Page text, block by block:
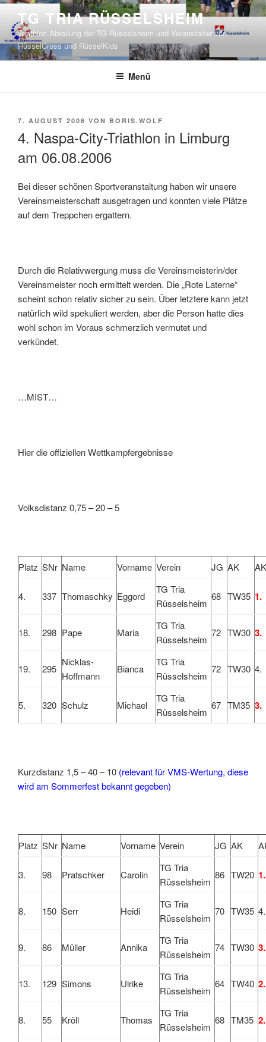
Zum
Inhalt
springen
TG TRIA RÜSSELSHEIM
Triathlon Abteilung der TG Rüsselsheim und Veranstalter von
RüsselCross und RüsselKids
Menü
VERÖFFENTLICHT
7. AUGUST 2006 VON BORIS.WOLF
4. Naspa-City-Triathlon in Limburg
am 06.08.2006
Bei dieser schönen Sportveranstaltung haben wir unsere
Vereinsmeisterschaft ausgetragen und konnten viele Plätze
auf dem Treppchen ergattern.
Durch die Relativwergung muss die Vereinsmeisterin/der
Vereinsmeister noch ermittelt werden. Die „Rote Laterne“
scheint schon relativ sicher zu sein. Über letztere kann jetzt
natürlich wild spekuliert werden, aber die Person hatte dies
wohl schon im Voraus schmerzlich vermutet und
verkündet.
…MIST…
Hier die offiziellen Wettkampfergebnisse
Volksdistanz 0,75 – 20 – 5
Platz SNr Name Vorname Verein JG AK
4. 337 Thomaschky Eggord
TG Tria
Rüsselsheim
68 TW35 1.
18. 298 Pape Maria
TG Tria
Rüsselsheim
72 TW30 3.
19. 295
Nicklas-
Hoffmann
Bianca
TG Tria
Rüsselsheim
72 TW30 4.
5. 320 Schulz Michael
TG Tria
Rüsselsheim
67 TM35 3.
Kurzdistanz 1,5 – 40 – 10 (relevant für VMS-Wertung, diese
wird am Sommerfest bekannt gegeben)
Platz SNr Name Vorname Verein JG AK
3. 98 Pratschker Carolin
TG Tria
Rüsselsheim
86 TW20 1.
8. 150 Serr Heidi
TG Tria
Rüsselsheim
70 TW35 4.
9. 86 Müller Annika
TG Tria
Rüsselsheim
74 TW30 3.
13. 129 Simons Ulrike
TG Tria
Rüsselsheim
64 TW40 2.
8. 55 Kröll Thomas
TG Tria
Rüsselsheim
68 TM35 2.